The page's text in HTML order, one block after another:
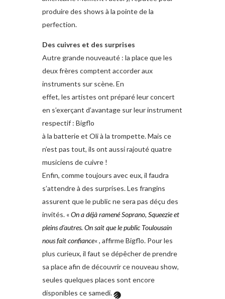
produire des shows à la pointe de la
perfection.
Des cuivres et des surprises
Autre grande nouveauté : la place que les
deux frères comptent accorder aux
instruments sur scène. En
effet, les artistes ont préparé leur concert
en s’exerçant d’avantage sur leur instrument
respectif : Bigflo
à la batterie et Oli à la trompette. Mais ce
n’est pas tout, ils ont aussi rajouté quatre
musiciens de cuivre !
Enfin, comme toujours avec eux, il faudra
s’attendre à des surprises. Les frangins
assurent que le public ne sera pas déçu des
invités. «On a déjà ramené Soprano, Squeezie et
pleins d’autres. On sait que le public Toulousain
nous fait confiance« , affirme Bigflo. Pour les
plus curieux, il faut se dépêcher de prendre
sa place afin de découvrir ce nouveau show,
seules quelques places sont encore
disponibles ce samedi.